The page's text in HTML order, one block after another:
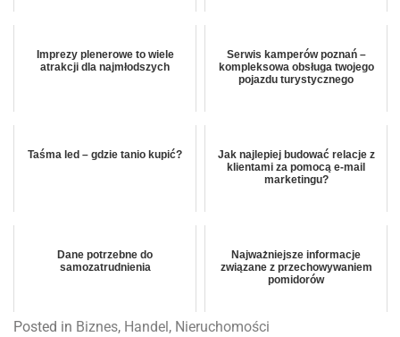
Imprezy plenerowe to wiele
atrakcji dla najmłodszych
Serwis kamperów poznań –
kompleksowa obsługa twojego
pojazdu turystycznego
Taśma led – gdzie tanio kupić?
Jak najlepiej budować relacje z
klientami za pomocą e-mail
marketingu?
Dane potrzebne do
samozatrudnienia
Najważniejsze informacje
związane z przechowywaniem
pomidorów
Posted in Biznes, Handel, Nieruchomości